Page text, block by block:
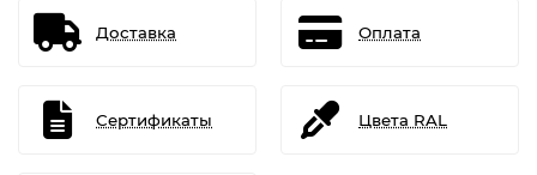
Доставка Оплата
Сертификаты Цвета RAL